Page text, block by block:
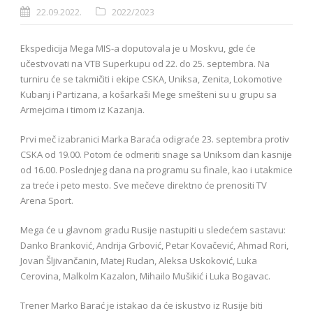
22.09.2022. 2022/2023
Ekspedicija Mega MIS-a doputovala je u Moskvu, gde će
učestvovati na VTB Superkupu od 22. do 25. septembra. Na
turniru će se takmičiti i ekipe CSKA, Uniksa, Zenita, Lokomotive
Kubanj i Partizana, a košarkaši Mege smešteni su u grupu sa
Armejcima i timom iz Kazanja.
Prvi meč izabranici Marka Baraća odigraće 23. septembra protiv
CSKA od 19.00. Potom će odmeriti snage sa Uniksom dan kasnije
od 16.00. Poslednjeg dana na programu su finale, kao i utakmice
za treće i peto mesto. Sve mečeve direktno će prenositi TV
Arena Sport.
Mega će u glavnom gradu Rusije nastupiti u sledećem sastavu:
Danko Branković, Andrija Grbović, Petar Kovačević, Ahmad Rori,
Jovan Šljivančanin, Matej Rudan, Aleksa Uskoković, Luka
Cerovina, Malkolm Kazalon, Mihailo Mušikić i Luka Bogavac.
Trener Marko Barać je istakao da će iskustvo iz Rusije biti